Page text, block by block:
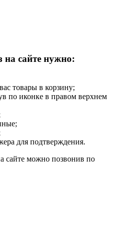
на сайте нужно:
товары в корзину;
по иконке в правом верхнем
для подтверждения.
сайте можно позвонив по